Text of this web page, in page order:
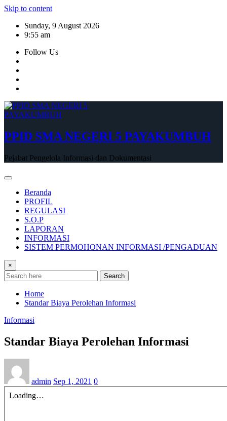
Skip to content
Sunday, 9 August 2026
9:55 am
Follow Us
PPID SMA NEGERI 5 PAYAKUMBUH
Pejabat Pengelola Informasi dan Dokumentasi
Beranda
PROFIL
REGULASI
S.O.P
LAPORAN
INFORMASI
SISTEM PERMOHONAN INFORMASI /PENGADUAN
×
Search
Home
Standar Biaya Perolehan Informasi
Informasi
Standar Biaya Perolehan Informasi
admin Sep 1, 2021 0